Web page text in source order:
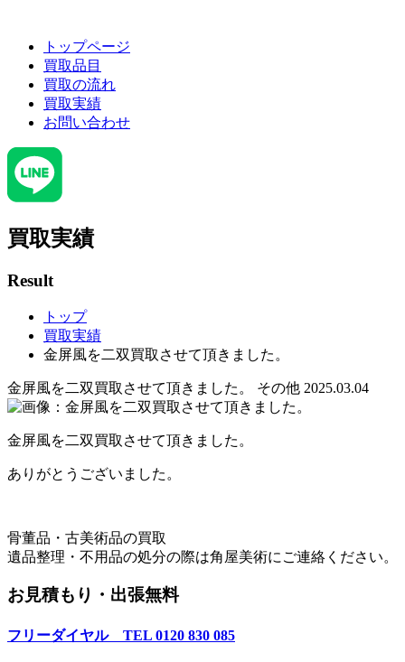
トップページ
買取品目
買取の流れ
買取実績
お問い合わせ
買取実績
Result
トップ
買取実績
金屏風を二双買取させて頂きました。
金屏風を二双買取させて頂きました。 その他 2025.03.04
金屏風を二双買取させて頂きました。
ありがとうございました。
骨董品・古美術品の買取
遺品整理・不用品の処分の際は角屋美術にご連絡ください。
お見積もり・出張無料
フリーダイヤル TEL 0120 830 085